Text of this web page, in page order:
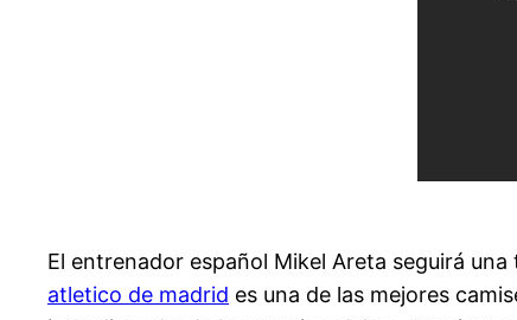
El entrenador español Mikel Areta seguirá
atletico de madrid es una de las mejores